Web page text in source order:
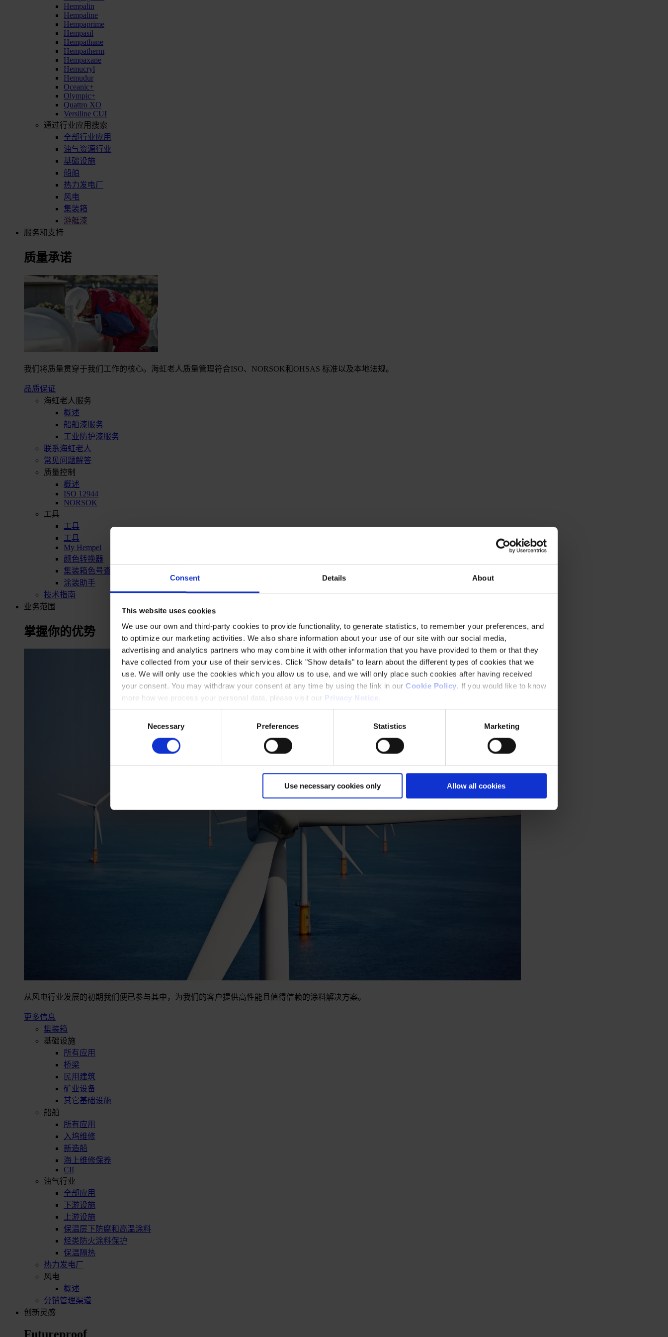
Consent Details About
This website uses cookies
We use our own and third-party cookies to provide functionality, to generate statistics, to remember your preferences, and
to optimize our marketing activities. We also share information about your use of our site with our social media,
advertising and analytics partners who may combine it with other information that you have provided to them or that they
have collected from your use of their services. Click "Show details" to learn about the different types of cookies that we
use. We will only use the cookies which you allow us to use, and we will only place such cookies after having received
your consent. You may withdraw your consent at any time by using the link in our Cookie Policy. If you would like to know
more how we process your personal data, please visit our Privacy Notice
Necessary Preferences Statistics Marketing
Use necessary cookies only Allow all cookies
Hempalin
Hempaline
Hempaprime
Hempasil
Hempathane
Hempatherm
Hempaxane
Hemucryl
Hemudur
Oceanic+
Olympic+
Quattro XO
Versiline CUI
通过行业应用搜索
全部行业应用
油气资源行业
基础设施
船舶
热力发电厂
风电
集装箱
游艇漆
服务和支持
质量承诺
我们将质量贯穿于我们工作的核心。海虹老人质量管理符合ISO、NORSOK和OHSAS 标准以及本地法规。
品质保证
海虹老人服务
概述
船舶漆服务
工业防护漆服务
联系海虹老人
常见问题解答
质量控制
概述
ISO 12944
NORSOK
工具
工具
工具
My Hempel
颜色转换器
集装箱色号查询
涂装助手
技术指南
业务范围
掌握你的优势
从风电行业发展的初期我们便已参与其中，为我们的客户提供高性能且值得信赖的涂料解决方案。
更多信息
集装箱
基础设施
所有应用
桥梁
民用建筑
矿业设备
其它基础设施
船舶
所有应用
入坞维修
新造船
海上维修保养
CII
油气行业
全部应用
下游设施
上游设施
保温层下防腐和高温涂料
烃类防火涂料保护
保温隔热
热力发电厂
风电
概述
分销管理渠道
创新灵感
Futureproof